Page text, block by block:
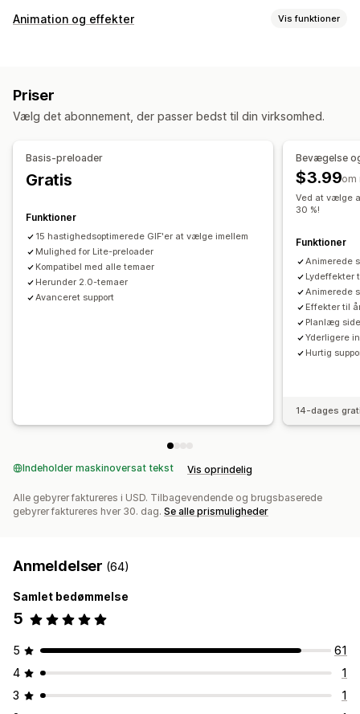
SEO-værktøjer
Optimering af webadresser
Hastighedsoptimering Optimering af indhold
Automatiseringer
SEO-score
Websitetrafik
Test
Animation og effekter Vis funktioner
Markøreffekter
Interaktive animationer Sidespecifikke effekter
Billeder Filupload
Efterår
Jul
Halloween Nytår Forår Sommer Valentinsdag
Kampagner Tilpassede begivenheder
Priser
Vælg det abonnement, der passer bedst til din virksomhed.
Basis-preloader
Gratis
Funktioner
15 hastighedsoptimerede GIF'er at vælge imellem
Mulighed for Lite-preloader
Kompatibel med alle temaer
Herunder 2.0-temaer
Avanceret support
Bevægelse
$3.99om
Ved at vælge
30 %!
Funktioner
Animerede
Lydeffekter
Animerede
Effekter til
Planlæg
Yderligere
Hurtig
14-dages
Indeholder maskinoversat tekst Vis oprindelig
Alle gebyrer faktureres i USD. Tilbagevendende og brugsbaserede
gebyrer faktureres hver 30. dag. Se alle prismuligheder
Anmeldelser (64)
Samlet bedømmelse
5
5
61
4
1
3
1